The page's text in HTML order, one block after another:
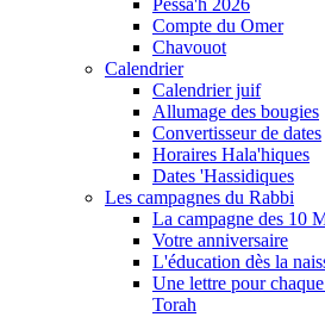
Pessa'h 2026
Compte du Omer
Chavouot
Calendrier
Calendrier juif
Allumage des bougies
Convertisseur de dates
Horaires Hala'hiques
Dates 'Hassidiques
Les campagnes du Rabbi
La campagne des 10
Votre anniversaire
L'éducation dès la
Une lettre pour
Torah